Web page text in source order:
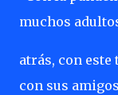
muchos
atrás, con
con sus